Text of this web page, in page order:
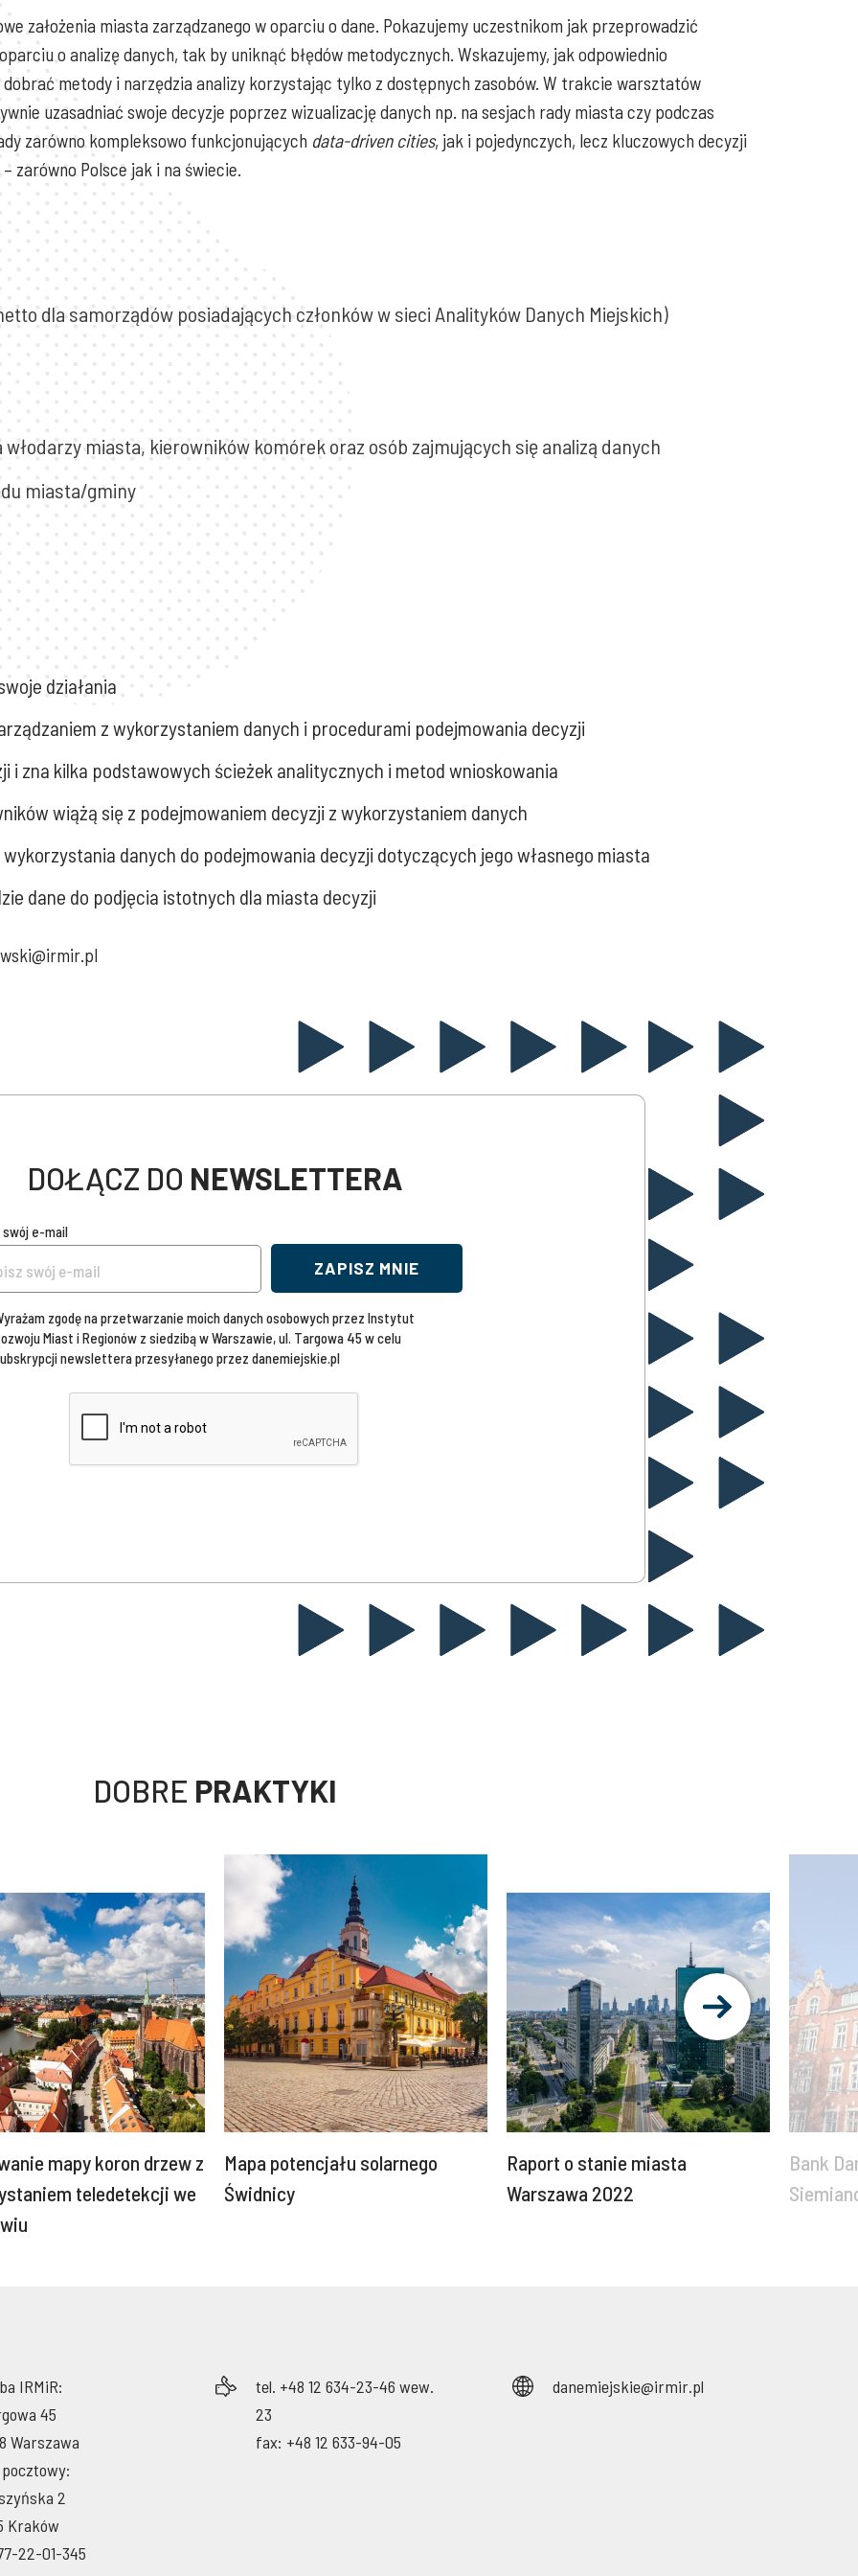
założenia miasta zarządzanego w oparciu o dane. Pokazujemy uczestnikom jak przeprowadzić
o analizę danych, tak by uniknąć błędów metodycznych. Wskazujemy, jak odpowiednio
metody i narzędzia analizy korzystając tylko z dostępnych zasobów. W trakcie warsztatów
uzasadniać swoje decyzje poprzez wizualizację danych np. na sesjach rady miasta czy podczas
zarówno kompleksowo funkcjonujących data-driven cities, jak i pojedynczych, lecz kluczowych decyzji
zarówno Polsce jak i na świecie.
dla samorządów posiadających członków w sieci Analityków Danych Miejskich)
włodarzy miasta, kierowników komórek oraz osób zajmujących się analizą danych
miasta/gminy
działania
z wykorzystaniem danych i procedurami podejmowania decyzji
i zna kilka podstawowych ścieżek analitycznych i metod wnioskowania
wiążą się z podejmowaniem decyzji z wykorzystaniem danych
danych do podejmowania decyzji dotyczących jego własnego miasta
dane do podjęcia istotnych dla miasta decyzji
DOŁĄCZ DO NEWSLETTERA
swój e-mail
ZAPISZ MNIE
zgodę na przetwarzanie moich danych osobowych przez Instytut
Miast i Regionów z siedzibą w Warszawie, ul. Targowa 45 w celu
newslettera przesyłanego przez danemiejskie.pl
DOBRE PRAKTYKI
mapy koron drzew z
teledetekcji we
Mapa potencjału solarnego
Świdnicy
Raport o stanie miasta
Warszawa 2022
Bank
Pokaż
następny
slajd
IRMiR:
45
Warszawa
2
Kraków
22-01-345
tel. +48 12 634-23-46 wew.
23
fax: +48 12 633-94-05
danemiejskie@irmir.pl